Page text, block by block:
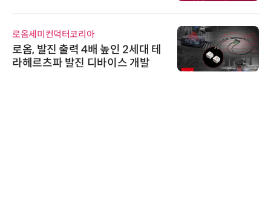
로옴세미컨덕터코리아
로옴, 발진 출력 4배 높인 2세대 테
라헤르츠파 발진 디바이스 개발